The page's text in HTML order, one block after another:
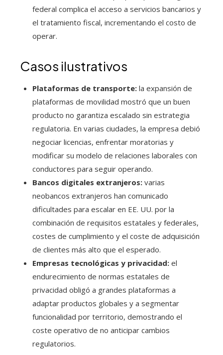
federal complica el acceso a servicios bancarios y
el tratamiento fiscal, incrementando el costo de
operar.
Casos ilustrativos
Plataformas de transporte: la expansión de
plataformas de movilidad mostró que un buen
producto no garantiza escalado sin estrategia
regulatoria. En varias ciudades, la empresa debió
negociar licencias, enfrentar moratorias y
modificar su modelo de relaciones laborales con
conductores para seguir operando.
Bancos digitales extranjeros: varias
neobancos extranjeros han comunicado
dificultades para escalar en EE. UU. por la
combinación de requisitos estatales y federales,
costes de cumplimiento y el coste de adquisición
de clientes más alto que el esperado.
Empresas tecnológicas y privacidad: el
endurecimiento de normas estatales de
privacidad obligó a grandes plataformas a
adaptar productos globales y a segmentar
funcionalidad por territorio, demostrando el
coste operativo de no anticipar cambios
regulatorios.